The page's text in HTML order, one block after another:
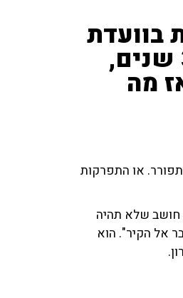
בוועדת
חקירה ממלכתית. מסקנותיה יהיו בעוד 3 שנים,
מה
או התפרקות
חקירה ממלכתית בעקבות 7 באוקטובר: חושב שלא תהיה
אל הקיר". הוא